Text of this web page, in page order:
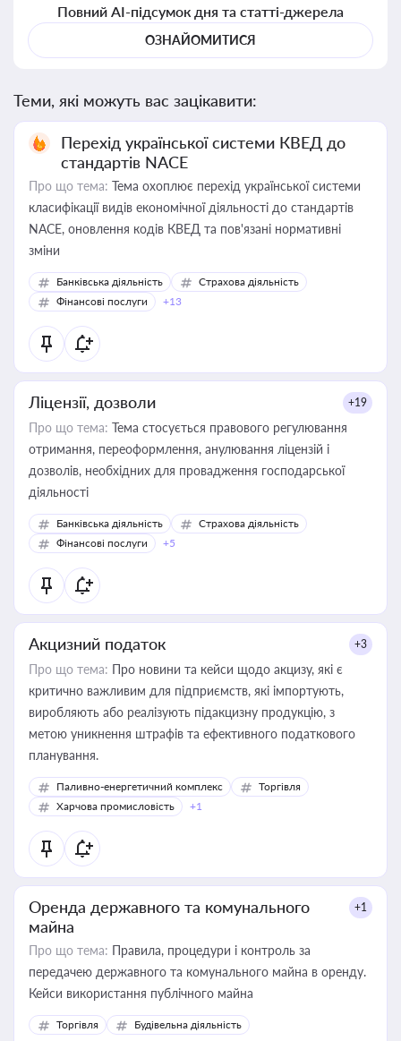
Повний AI-підсумок дня та статті-джерела
ОЗНАЙОМИТИСЯ
Теми, які можуть вас зацікавити:
Перехід української системи КВЕД до
стандартів NACE
Про що тема: Тема охоплює перехід української системи
класифікації видів економічної діяльності до стандартів
NACE, оновлення кодів КВЕД та пов'язані нормативні
зміни
Банківська діяльність
Страхова діяльність
Фінансові послуги
+13
Ліцензії, дозволи +19
Про що тема: Тема стосується правового регулювання
отримання, переоформлення, анулювання ліцензій і
дозволів, необхідних для провадження господарської
діяльності
Банківська діяльність
Страхова діяльність
Фінансові послуги
+5
Акцизний податок +3
Про що тема: Про новини та кейси щодо акцизу, які є
критично важливим для підприємств, які імпортують,
виробляють або реалізують підакцизну продукцію, з
метою уникнення штрафів та ефективного податкового
планування.
Паливно-енергетичний комплекс
Торгівля
Харчова промисловість
+1
Оренда державного та комунального
майна
+1
Про що тема: Правила, процедури і контроль за
передачею державного та комунального майна в оренду.
Кейси використання публічного майна
Торгівля Будівельна діяльність